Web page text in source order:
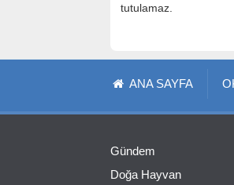
tutulamaz.
ANA SAYFA
Gündem
Doğa Hayvan